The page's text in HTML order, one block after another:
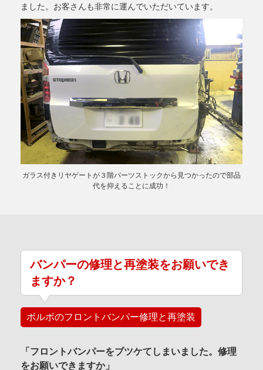
ました。お客さんも非常に運んでいただいています。
ガラス付きリヤゲートが３階パーツストックから見つかったので部品
代を抑えることに成功！
バンパーの修理と再塗装をお願いでき
ますか？
ボルボのフロントバンパー修理と再塗装
「フロントバンパーをブツケてしまいました。修理
をお願いできますか」